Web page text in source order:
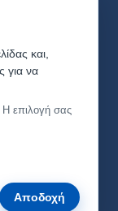
και,
για να
Η επιλογή σας
Αποδοχή